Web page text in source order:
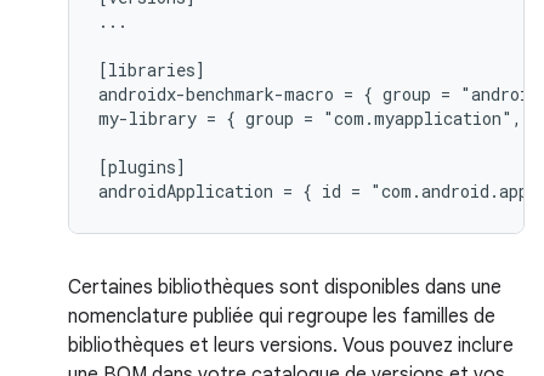
...
[libraries]
androidx-benchmark-macro = { group =
my-library = { group =
[plugins]
Certaines bibliothèques sont disponibles dans une
nomenclature publiée qui regroupe les familles de
bibliothèques et leurs versions. Vous pouvez inclure